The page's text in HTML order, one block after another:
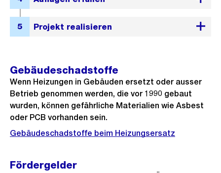
Gebäudeschadstoffe
Wenn Heizungen in Gebäuden ersetzt oder ausser
Betrieb genommen werden, die vor 1990 gebaut
wurden, können gefährliche Materialien wie Asbest
oder PCB vorhanden sein.
Gebäudeschadstoffe beim Heizungsersatz
Fördergelder